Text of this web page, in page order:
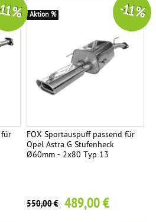
für
%
FOX Sportauspuff passend für
Opel Astra G Stufenheck
Ø60mm - 2x80 Typ 13
550,00 € 489,00 €
-11 %
Aktion %